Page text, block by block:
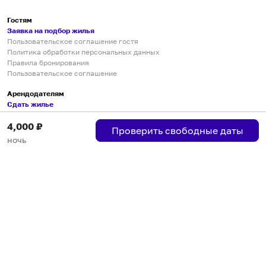
4,000 ₽
ночь
Проверить свободные даты
Гостям
Заявка на подбор жилья
Пользовательское соглашение гостя
Политика обработки персональных данных
Правила бронирования
Пользовательское соглашение
Арендодателям
Сдать жилье
Пользовательское соглашение
Правила публикации объявлений